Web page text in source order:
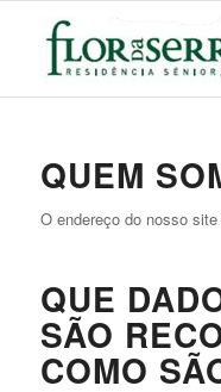
QUEM
O endereço do nosso
QUE
SÃO
COMO